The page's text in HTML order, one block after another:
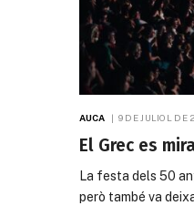
AUCA 9 DE JULIOL DE
El Grec es
La festa dels 50
però també va